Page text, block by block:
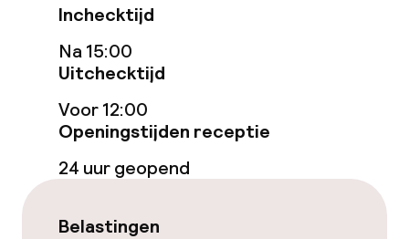
Terras
Game-kamer
Eet- en drinkgelegenheden
Restaurant
Bar
Inchecktijd
Na 15:00
Uitchecktijd
Voor 12:00
Openingstijden receptie
24 uur geopend
Belastingen